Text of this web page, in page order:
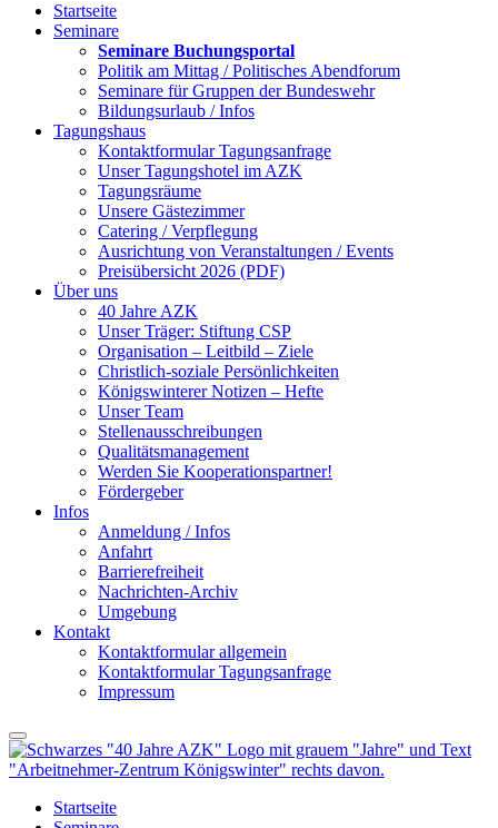
Startseite
Seminare
Seminare Buchungsportal
Politik am Mittag / Politisches Abendforum
Seminare für Gruppen der Bundeswehr
Bildungsurlaub / Infos
Tagungshaus
Kontaktformular Tagungsanfrage
Unser Tagungshotel im AZK
Tagungsräume
Unsere Gästezimmer
Catering / Verpflegung
Ausrichtung von Veranstaltungen / Events
Preisübersicht 2026 (PDF)
Über uns
40 Jahre AZK
Unser Träger: Stiftung CSP
Organisation – Leitbild – Ziele
Christlich-soziale Persönlichkeiten
Königswinterer Notizen – Hefte
Unser Team
Stellenausschreibungen
Qualitätsmanagement
Werden Sie Kooperationspartner!
Fördergeber
Infos
Anmeldung / Infos
Anfahrt
Barrierefreiheit
Nachrichten-Archiv
Umgebung
Kontakt
Kontaktformular allgemein
Kontaktformular Tagungsanfrage
Impressum
Startseite